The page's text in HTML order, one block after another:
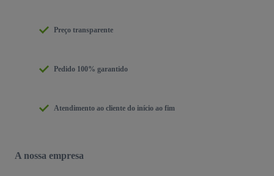
Preço transparente
Pedido 100% garantido
Atendimento ao cliente do início ao fim
A nossa empresa